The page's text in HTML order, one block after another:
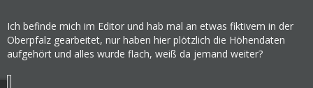
Ich befinde mich im Editor und hab mal an etwas fiktivem in der
Oberpfalz gearbeitet, nur haben hier plötzlich die Höhendaten
aufgehört und alles wurde flach, weiß da jemand weiter?